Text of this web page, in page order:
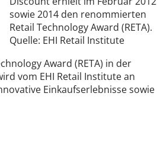
sowie 2014 den renommierten
Retail Technology Award (RETA).
Quelle: EHI Retail Institute
Award (RETA) in der
vom EHI Retail Institute an
Einkaufserlebnisse sowie